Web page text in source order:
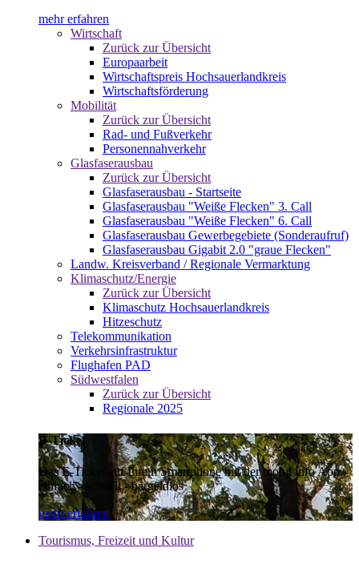
mehr erfahren
Wirtschaft
Zurück zur Übersicht
Europaarbeit
Wirtschaftspreis Hochsauerlandkreis
Wirtschaftsförderung
Mobilität
Zurück zur Übersicht
Rad- und Fußverkehr
Personennahverkehr
Glasfaserausbau
Zurück zur Übersicht
Glasfaserausbau - Startseite
Glasfaserausbau "Weiße Flecken" 3. Call
Glasfaserausbau "Weiße Flecken" 6. Call
Glasfaserausbau Gewerbegebiete (Sonderaufruf)
Glasfaserausbau Gigabit 2.0 "graue Flecken"
Landw. Kreisverband / Regionale Vermarktung
Klimaschutz/Energie
Zurück zur Übersicht
Klimaschutz Hochsauerlandkreis
Hitzeschutz
Telekommunikation
Verkehrsinfrastruktur
Flughafen PAD
Südwestfalen
Zurück zur Übersicht
Regionale 2025
E-Ticket
Das E-Ticket auf Ihrem Smartphone mit der mobil info App -
einfach - schnell - bargeldlos
mehr erfahren
Tourismus, Freizeit und Kultur